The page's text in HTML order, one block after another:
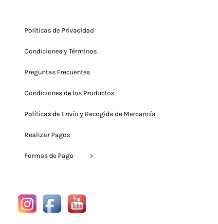
Políticas de Privacidad
Condiciones y Términos
Preguntas Frecuentes
Condiciones de los Productos
Políticas de Envío y Recogida de Mercancía
Realizar Pagos
Formas de Pago